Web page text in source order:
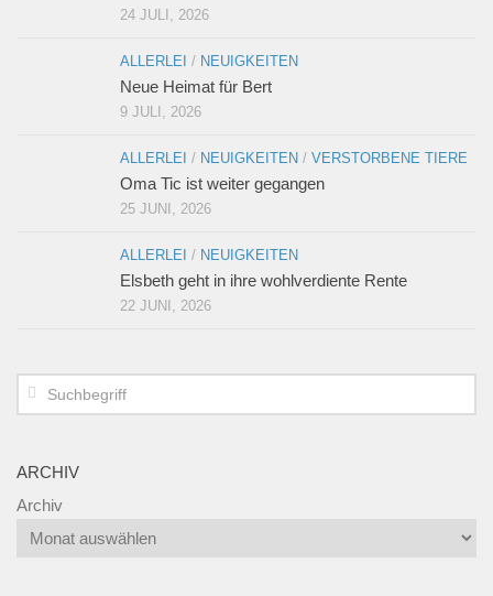
24 JULI, 2026
ALLERLEI / NEUIGKEITEN
Neue Heimat für Bert
9 JULI, 2026
ALLERLEI / NEUIGKEITEN / VERSTORBENE TIERE
Oma Tic ist weiter gegangen
25 JUNI, 2026
ALLERLEI / NEUIGKEITEN
Elsbeth geht in ihre wohlverdiente Rente
22 JUNI, 2026
ARCHIV
Archiv